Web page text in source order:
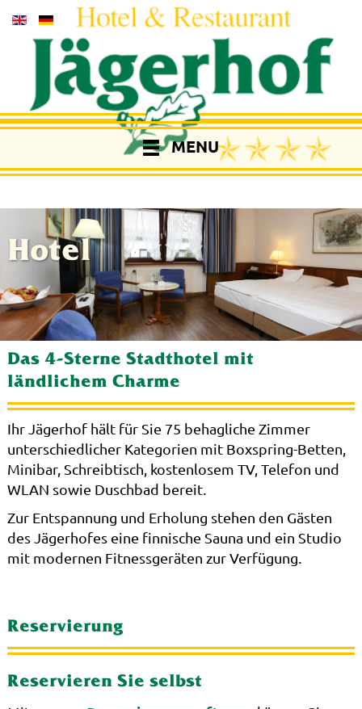
MENU
Hotel
Das 4-Sterne Stadthotel mit
ländlichem Charme
Ihr Jägerhof hält für Sie 75 behagliche Zimmer
unterschiedlicher Kategorien mit Boxspring-Betten,
Minibar, Schreibtisch, kostenlosem TV, Telefon und
WLAN sowie Duschbad bereit.
Zur Entspannung und Erholung stehen den Gästen
des Jägerhofes eine finnische Sauna und ein Studio
mit modernen Fitnessgeräten zur Verfügung.
Reservierung
Reservieren Sie selbst